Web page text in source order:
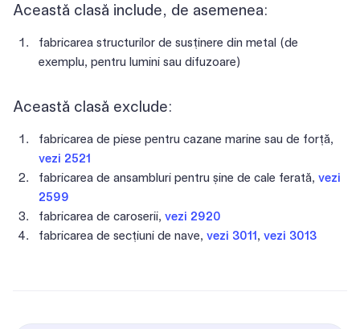
Această clasă include, de asemenea:
fabricarea structurilor de susținere din metal (de
exemplu, pentru lumini sau difuzoare)
Această clasă exclude:
fabricarea de piese pentru cazane marine sau de forță,
vezi 2521
fabricarea de ansambluri pentru șine de cale ferată, vezi
2599
fabricarea de caroserii, vezi 2920
fabricarea de secțiuni de nave, vezi 3011, vezi 3013